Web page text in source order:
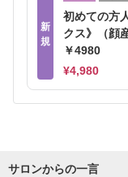
新
規
初めての方
クス》（顔
￥4980
¥4,980
サロンからの一言